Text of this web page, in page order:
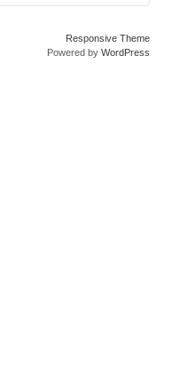
Responsive Theme
Powered by WordPress